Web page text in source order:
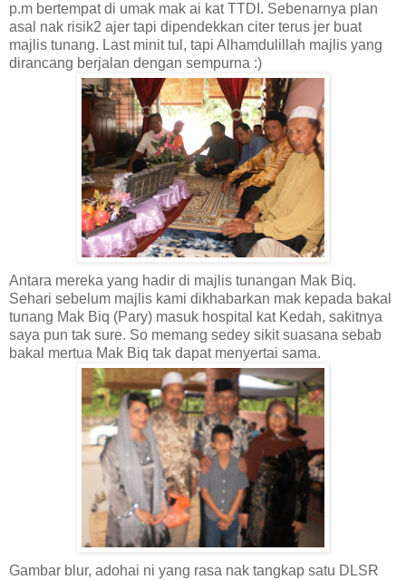
p.m bertempat di umak mak ai kat TTDI. Sebenarnya plan
asal nak risik2 ajer tapi dipendekkan citer terus jer buat
majlis tunang. Last minit tul, tapi Alhamdulillah majlis yang
dirancang berjalan dengan sempurna :)
Antara mereka yang hadir di majlis tunangan Mak Biq.
Sehari sebelum majlis kami dikhabarkan mak kepada bakal
tunang Mak Biq (Pary) masuk hospital kat Kedah, sakitnya
saya pun tak sure. So memang sedey sikit suasana sebab
bakal mertua Mak Biq tak dapat menyertai sama.
Gambar blur, adohai ni yang rasa nak tangkap satu DLSR